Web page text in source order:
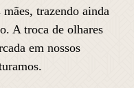
trazendo ainda
A troca de olhares
em nossos